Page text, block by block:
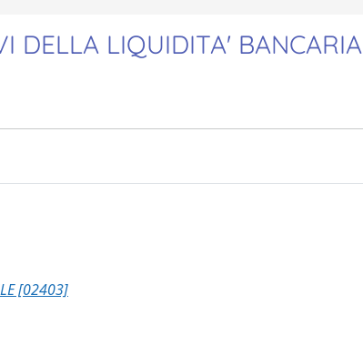
DELLA LIQUIDITA' BANCARIA
[02403]